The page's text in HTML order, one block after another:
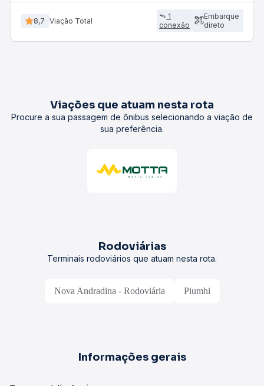
8,7 Viação Total
1
conexão
Embarque
direto
Viações que atuam nesta rota
Procure a sua passagem de ônibus selecionando a viação de
sua preferência.
Rodoviárias
Terminais rodoviários que atuam nesta rota.
Nova Andradina - Rodoviária Piumhi
Informações gerais